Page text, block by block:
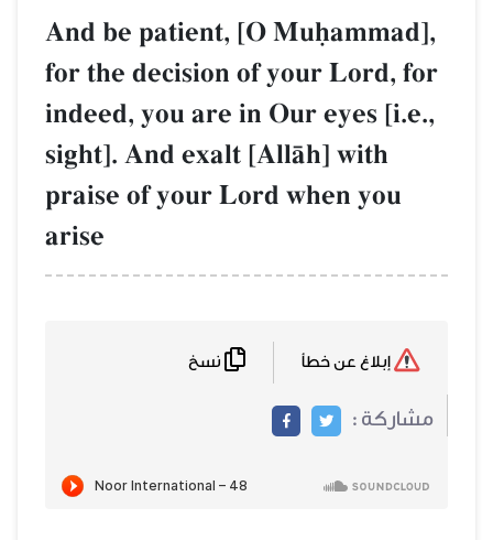
And be patient, [O Muúammad],
for the decision of your Lord, for
indeed, you are in Our eyes [i.e.,
sight]. And exalt [AllŒh] with
praise of your Lord when you
arise
مشاركة :